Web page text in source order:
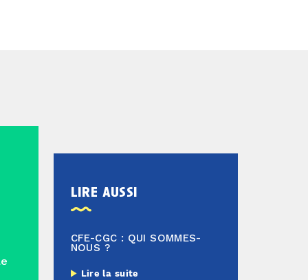
lire aussi
CFE-CGC : QUI SOMMES-
NOUS ?
Lire la suite